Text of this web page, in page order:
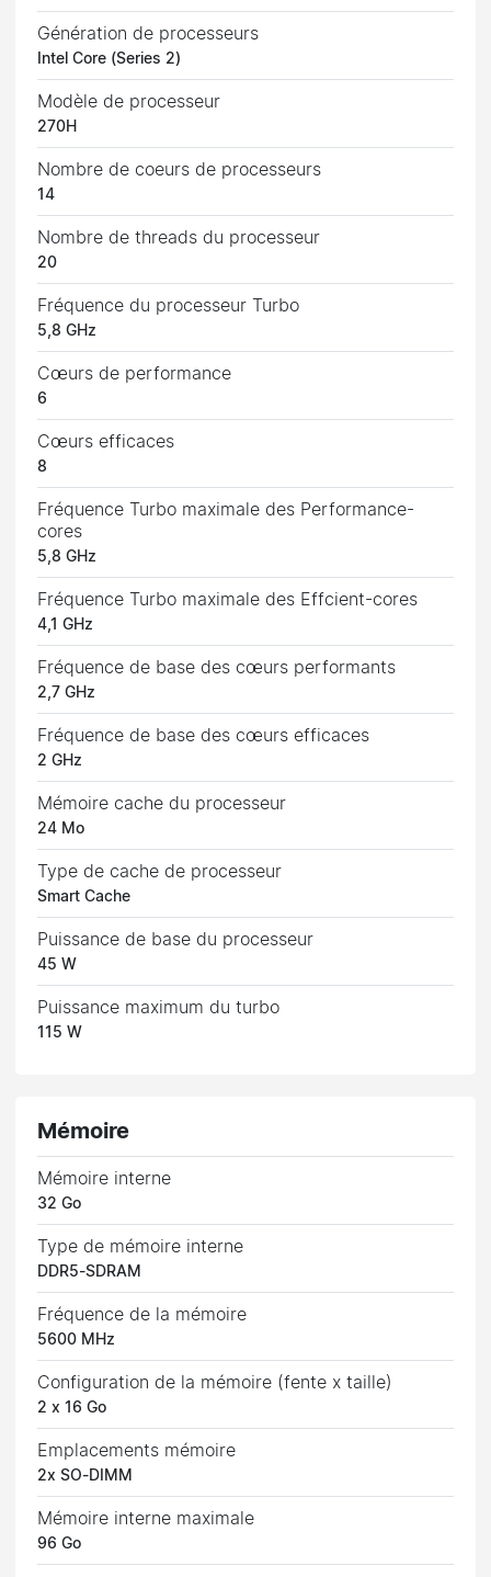
Génération de processeurs
Intel Core (Series 2)
Modèle de processeur
270H
Nombre de coeurs de processeurs
14
Nombre de threads du processeur
20
Fréquence du processeur Turbo
5,8 GHz
Cœurs de performance
6
Cœurs efficaces
8
Fréquence Turbo maximale des Performance-
cores
5,8 GHz
Fréquence Turbo maximale des Effcient-cores
4,1 GHz
Fréquence de base des cœurs performants
2,7 GHz
Fréquence de base des cœurs efficaces
2 GHz
Mémoire cache du processeur
24 Mo
Type de cache de processeur
Smart Cache
Puissance de base du processeur
45 W
Puissance maximum du turbo
115 W
Mémoire
Mémoire interne
32 Go
Type de mémoire interne
DDR5-SDRAM
Fréquence de la mémoire
5600 MHz
Configuration de la mémoire (fente x taille)
2 x 16 Go
Emplacements mémoire
2x SO-DIMM
Mémoire interne maximale
96 Go